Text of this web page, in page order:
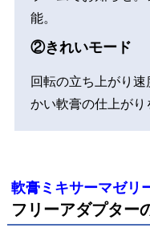
能。
②きれいモード
回転の立ち上がり
かい軟膏の仕上がり
軟膏ミキサーマゼリ
フリーアダプター